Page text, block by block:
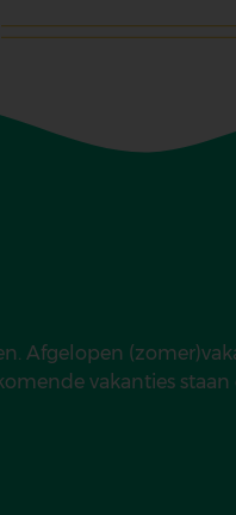
Afgelopen
vakanties